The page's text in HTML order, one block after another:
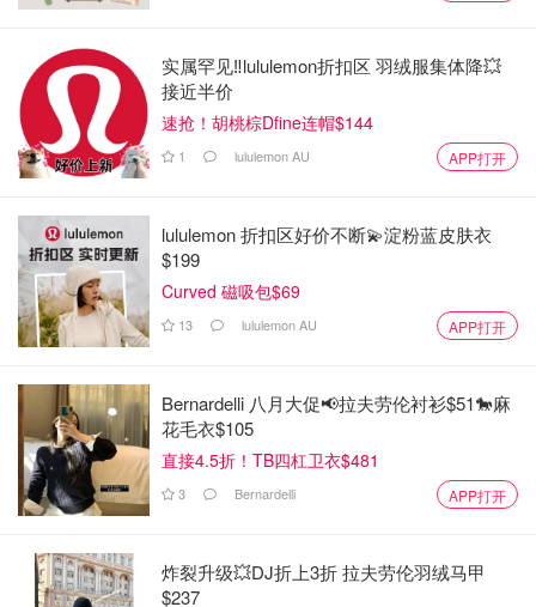
实属罕见‼️lululemon折扣区 羽绒服集体降💥
接近半价
速抢！胡桃棕Dfine连帽$144
1 lululemon AU APP打开
lululemon 折扣区好价不断💫淀粉蓝皮肤衣
$199
Curved 磁吸包$69
13 lululemon AU APP打开
Bernardelli 八月大促📢拉夫劳伦衬衫$51🐎麻
花毛衣$105
直接4.5折！TB四杠卫衣$481
3 Bernardelli APP打开
炸裂升级💥DJ折上3折 拉夫劳伦羽绒马甲
$237